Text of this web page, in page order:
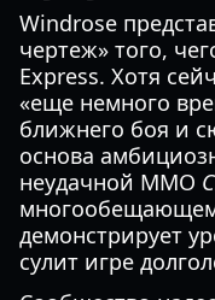
Windrose
чертеж» того,
Express. Хотя
«еще немного
ближнего боя и
основа
неудачной MMO
демонстрирует
сулит игре